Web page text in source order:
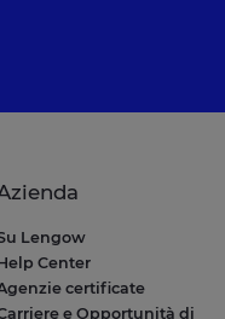
Lengow
Center
certificate
e Opportunità di